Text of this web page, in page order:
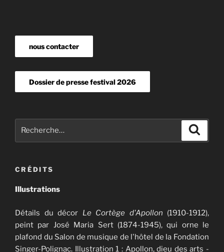
nous contacter
Dossier de presse festival 2026
CRÉDITS
Illustrations
Détails du décor Le Cortège d'Apollon (1910-1912),
peint par José Maria Sert (1874-1945), qui orne le
plafond du Salon de musique de l'hôtel de la Fondation
Singer-Polignac. Illustration 1 : Apollon, dieu des arts -